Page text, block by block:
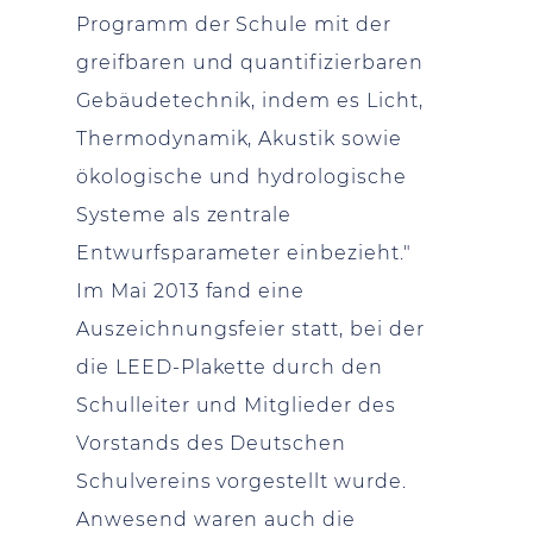
Programm der Schule mit der
greifbaren und quantifizierbaren
Gebäudetechnik, indem es Licht,
Thermodynamik, Akustik sowie
ökologische und hydrologische
Systeme als zentrale
Entwurfsparameter einbezieht."
Im Mai 2013 fand eine
Auszeichnungsfeier statt, bei der
die LEED-Plakette durch den
Schulleiter und Mitglieder des
Vorstands des Deutschen
Schulvereins vorgestellt wurde.
Anwesend waren auch die